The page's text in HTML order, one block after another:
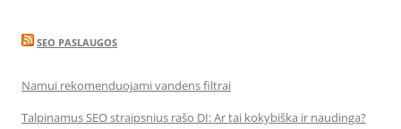
SEO PASLAUGOS
Namui rekomenduojami vandens filtrai
Talpinamus SEO straipsnius rašo DI: Ar tai kokybiška ir naudinga?